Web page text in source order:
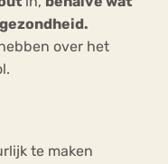
over het
te maken